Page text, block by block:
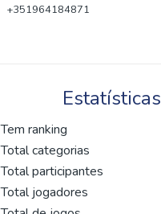
+351964184871
Estatísticas
Tem ranking
Total categorias
Total participantes
Total jogadores